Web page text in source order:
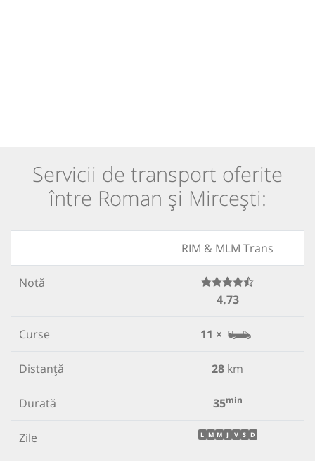
Servicii de transport oferite
între Roman și Mircești:
RIM & MLM Trans
Notă
4.73
Curse 11 ×
Distanță 28 km
Durată 35min
Zile L M M J V S D